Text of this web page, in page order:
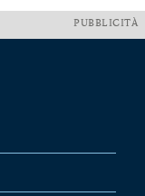
PUBBLICITÀ